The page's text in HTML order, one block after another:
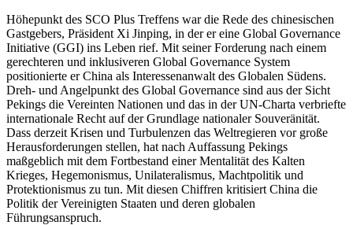
Höhepunkt des SCO Plus Treffens war die Rede des chinesischen
Gastgebers, Präsident Xi Jinping, in der er eine Global Governance
Initiative (GGI) ins Leben rief. Mit seiner Forderung nach einem
gerechteren und inklusiveren Global Governance System
positionierte er China als Interessenanwalt des Globalen Südens.
Dreh- und Angelpunkt des Global Governance sind aus der Sicht
Pekings die Vereinten Nationen und das in der UN-Charta verbriefte
internationale Recht auf der Grundlage nationaler Souveränität.
Dass derzeit Krisen und Turbulenzen das Weltregieren vor große
Herausforderungen stellen, hat nach Auffassung Pekings
maßgeblich mit dem Fortbestand einer Mentalität des Kalten
Krieges, Hegemonismus, Unilateralismus, Machtpolitik und
Protektionismus zu tun. Mit diesen Chiffren kritisiert China die
Politik der Vereinigten Staaten und deren globalen
Führungsanspruch.